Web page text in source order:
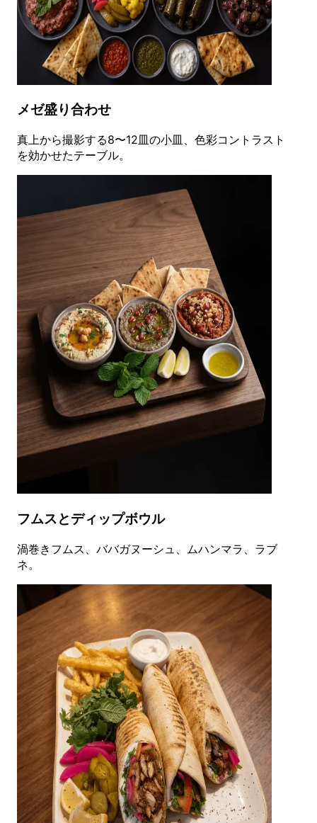
メゼ盛り合わせ
真上から撮影する8〜12皿の小皿、色彩コントラスト
を効かせたテーブル。
フムスとディップボウル
渦巻きフムス、ババガヌーシュ、ムハンマラ、ラブ
ネ。